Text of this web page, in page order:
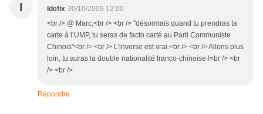
I Idefix 30/10/2009 12:00
<br /> @ Marc,<br /> <br /> "désormais quand tu prendras ta
carte à l’UMP, tu seras de facto carté au Parti Communiste
Chinois"<br /> <br /> L'inverse est vrai.<br /> <br /> Allons plus
loin, tu auras la double nationalité franco-chinoise !<br /> <br
/> <br />
Répondre